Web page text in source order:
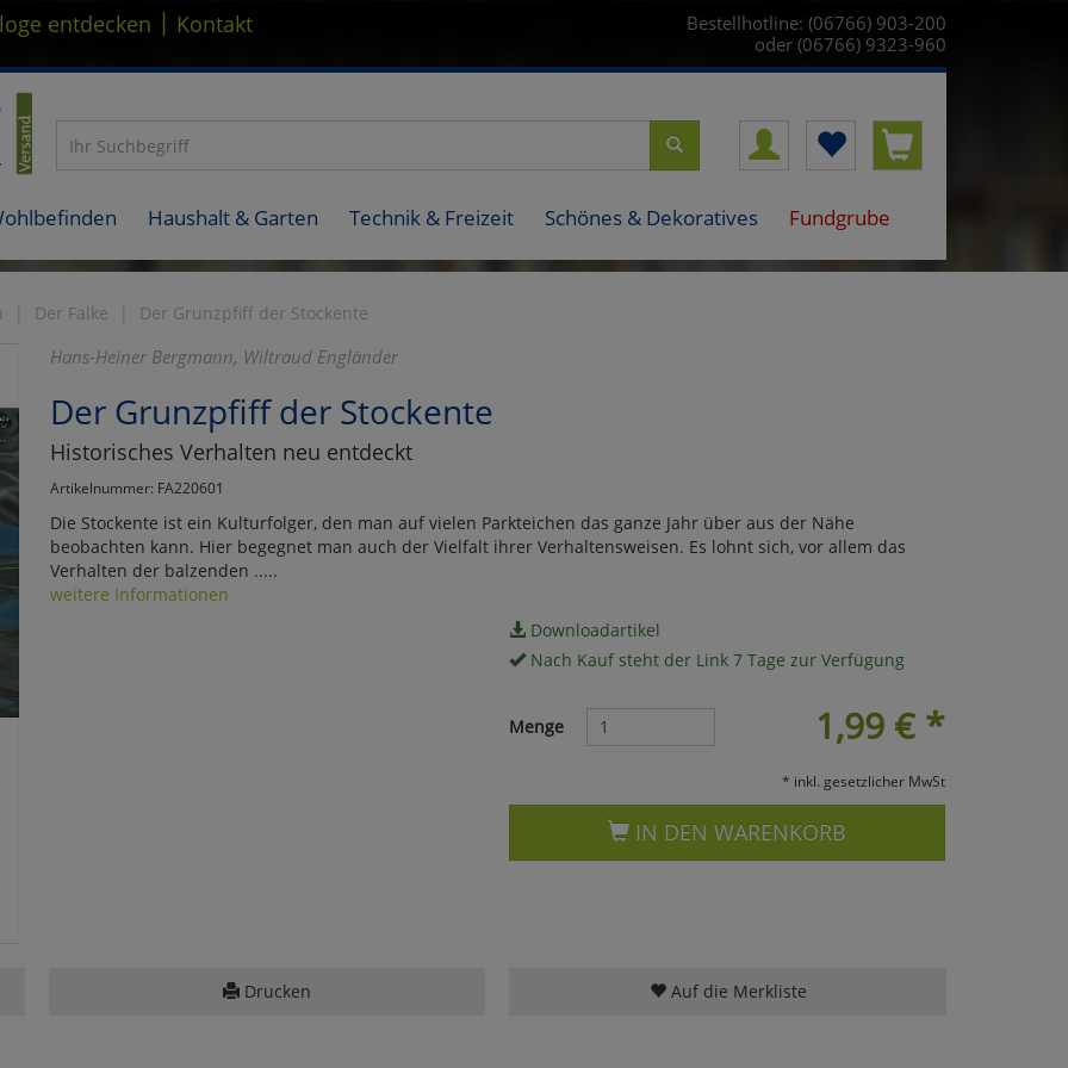
entdecken | Kontakt
Bestellhotline: (06766) 903-200
oder (06766) 9323-960
Haushalt & Garten Technik & Freizeit Schönes & Dekoratives Fundgrube
Der Falke Der Grunzpfiff der Stockente
Hans-Heiner Bergmann, Wiltraud Engländer
Der Grunzpfiff der Stockente
Historisches Verhalten neu entdeckt
Artikelnummer: FA220601
Die Stockente ist ein Kulturfolger, den man auf vielen Parkteichen das ganze Jahr über aus der Nähe
beobachten kann. Hier begegnet man auch der Vielfalt ihrer Verhaltensweisen. Es lohnt sich, vor allem das
Verhalten der balzenden .....
weitere Informationen
Downloadartikel
Nach Kauf steht der Link 7 Tage zur Verfügung
1,99 €*
Menge
* inkl. gesetzlicher MwSt
IN DEN WARENKORB
Drucken Auf die Merkliste